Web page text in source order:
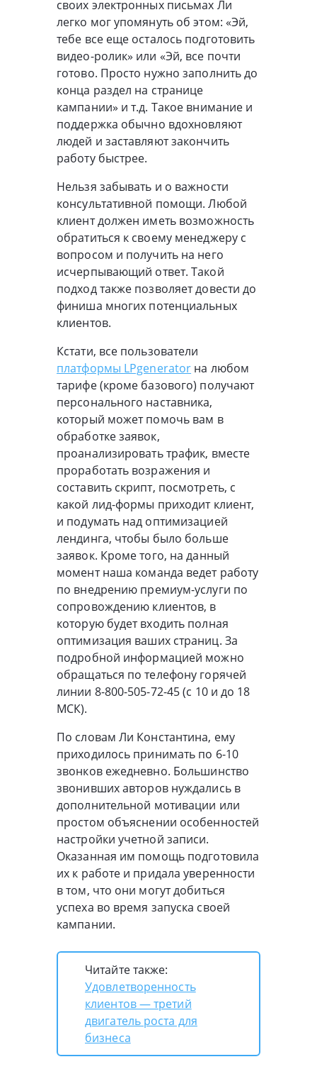
своих электронных письмах Ли
легко мог упомянуть об этом: «Эй,
тебе все еще осталось подготовить
видео-ролик» или «Эй, все почти
готово. Просто нужно заполнить до
конца раздел на странице
кампании» и т.д. Такое внимание и
поддержка обычно вдохновляют
людей и заставляют закончить
работу быстрее.
Нельзя забывать и о важности
консультативной помощи. Любой
клиент должен иметь возможность
обратиться к своему менеджеру с
вопросом и получить на него
исчерпывающий ответ. Такой
подход также позволяет довести до
финиша многих потенциальных
клиентов.
Кстати, все пользователи
платформы LPgenerator на любом
тарифе (кроме базового) получают
персонального наставника,
который может помочь вам в
обработке заявок,
проанализировать трафик, вместе
проработать возражения и
составить скрипт, посмотреть, с
какой лид-формы приходит клиент,
и подумать над оптимизацией
лендинга, чтобы было больше
заявок. Кроме того, на данный
момент наша команда ведет работу
по внедрению премиум-услуги по
сопровождению клиентов, в
которую будет входить полная
оптимизация ваших страниц. За
подробной информацией можно
обращаться по телефону горячей
линии 8-800-505-72-45 (с 10 и до 18
МСК).
По словам Ли Константина, ему
приходилось принимать по 6-10
звонков ежедневно. Большинство
звонивших авторов нуждались в
дополнительной мотивации или
простом объяснении особенностей
настройки учетной записи.
Оказанная им помощь подготовила
их к работе и придала уверенности
в том, что они могут добиться
успеха во время запуска своей
кампании.
Читайте также:
Удовлетворенность
клиентов — третий
двигатель роста для
бизнеса